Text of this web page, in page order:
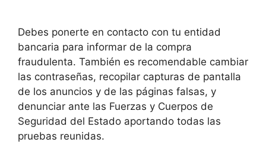
Debes ponerte en contacto con tu entidad
bancaria para informar de la compra
fraudulenta. También es recomendable cambiar
las contraseñas, recopilar capturas de pantalla
de los anuncios y de las páginas falsas, y
denunciar ante las Fuerzas y Cuerpos de
Seguridad del Estado aportando todas las
pruebas reunidas.